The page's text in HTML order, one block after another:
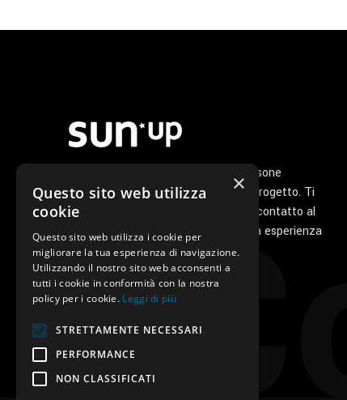
Noi di Sunup siamo un gruppo di persone
appassionate che ha a cuore il tuo progetto. Ti
seguiamo personalmente dal primo contatto al
servizio di post vendita perché la tua esperienza
con noi sia unica e speciale.
×
Questo sito web utilizza
cookie
Questo sito web utilizza i cookie per
migliorare la tua esperienza di navigazione.
Utilizzando il nostro sito web acconsenti a
tutti i cookie in conformità con la nostra
policy per i cookie. Leggi di più
STRETTAMENTE NECESSARI
PERFORMANCE
NON CLASSIFICATI